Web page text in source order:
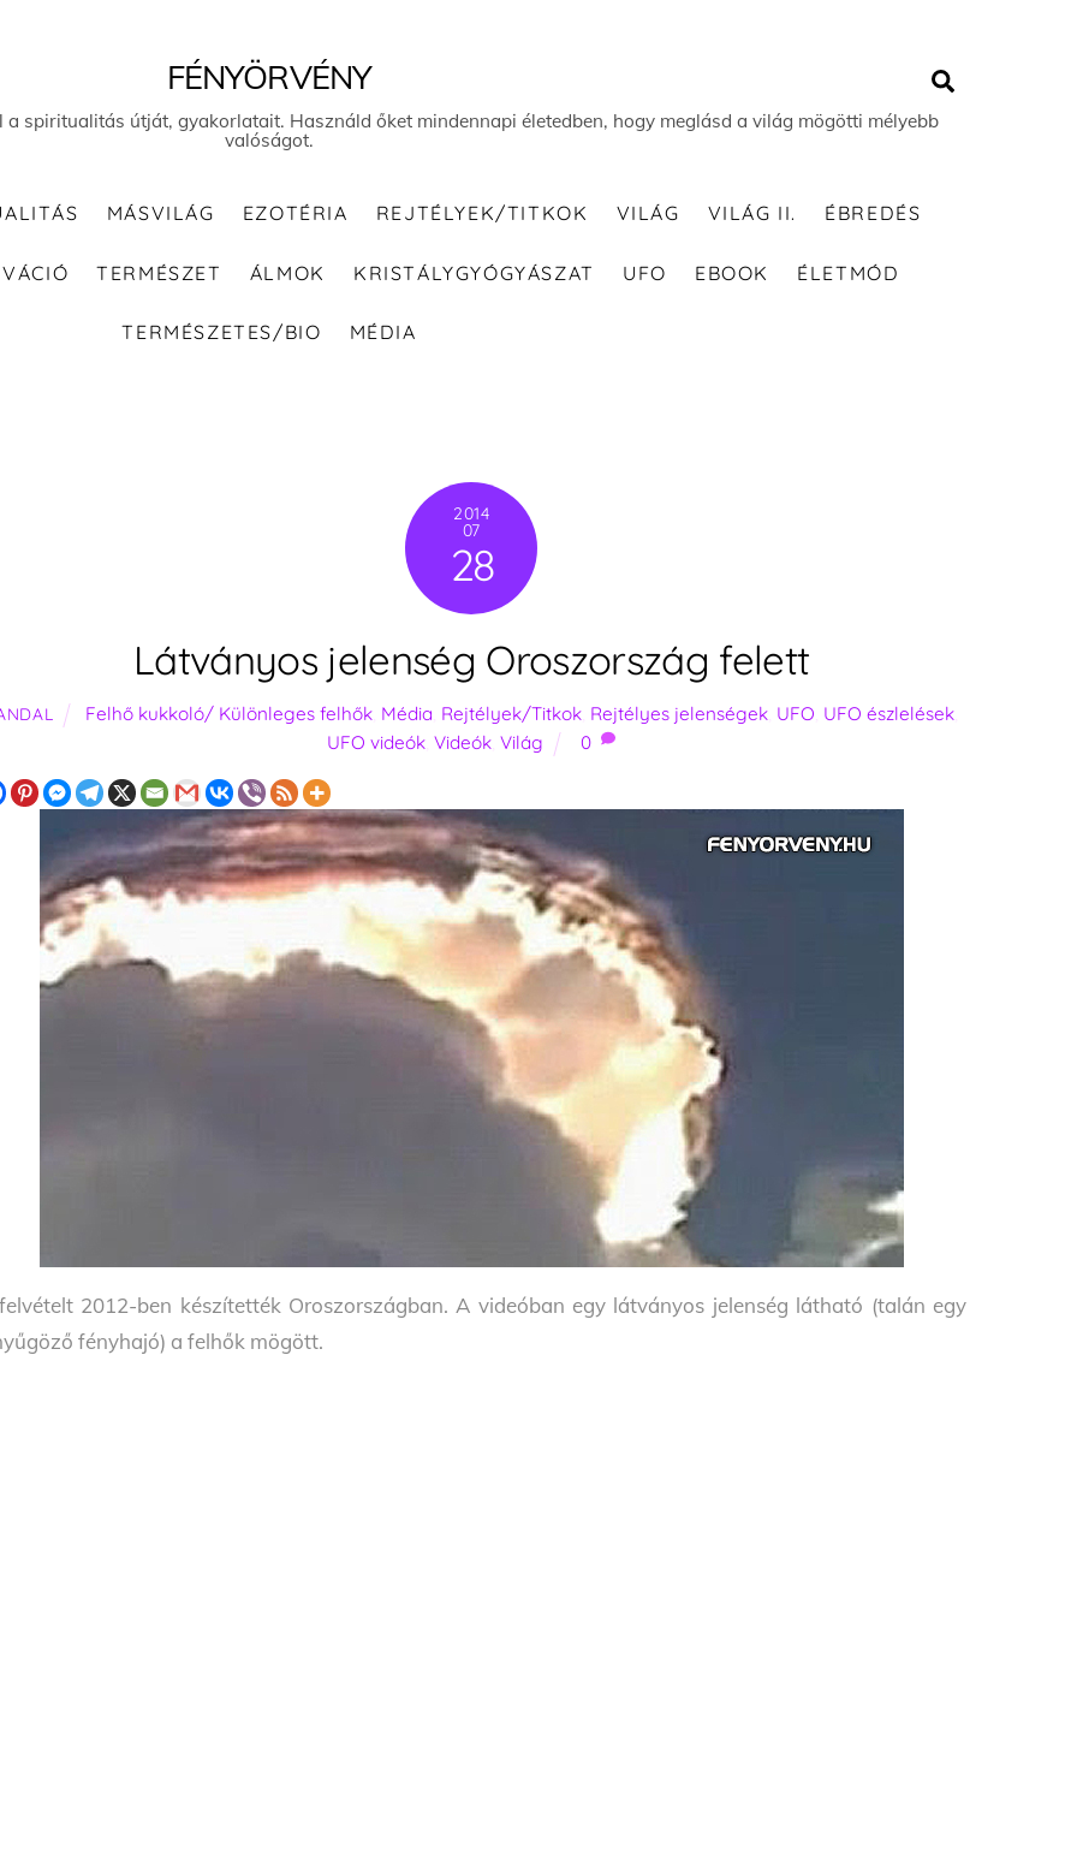
FÉNYÖRVÉNY
a spiritualitás útját, gyakorlatait. Használd őket mindennapi életedben, hogy meglásd a világ mögötti mélyebb
valóságot.
MÁSVILÁG EZOTÉRIA REJTÉLYEK/TITKOK VILÁG VILÁG II. ÉBREDÉS
TERMÉSZET ÁLMOK KRISTÁLYGYÓGYÁSZAT UFO EBOOK ÉLETMÓD
TERMÉSZETES/BIO MÉDIA
2014
07
28
Látványos jelenség Oroszország felett
Felhő kukkoló/ Különleges felhők Média Rejtélyek/Titkok Rejtélyes jelenségek UFO UFO észlelések
UFO videók ,Videók ,Világ 0
2012-ben készítették Oroszországban. A videóban egy látványos jelenség látható (talán egy
fényhajó) a felhők mögött.